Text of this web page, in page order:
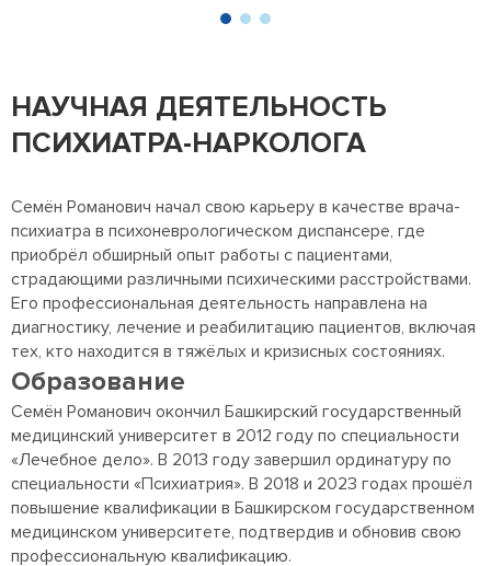
НАУЧНАЯ ДЕЯТЕЛЬНОСТЬ
ПСИХИАТРА-НАРКОЛОГА
Семён Романович начал свою карьеру в качестве врача-
психиатра в психоневрологическом диспансере, где
приобрёл обширный опыт работы с пациентами,
страдающими различными психическими расстройствами.
Его профессиональная деятельность направлена на
диагностику, лечение и реабилитацию пациентов, включая
тех, кто находится в тяжёлых и кризисных состояниях.
Образование
Семён Романович окончил Башкирский государственный
медицинский университет в 2012 году по специальности
«Лечебное дело». В 2013 году завершил ординатуру по
специальности «Психиатрия». В 2018 и 2023 годах прошёл
повышение квалификации в Башкирском государственном
медицинском университете, подтвердив и обновив свою
профессиональную квалификацию.